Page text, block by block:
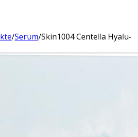
/Serum/Skin1004 Centella Hyalu-